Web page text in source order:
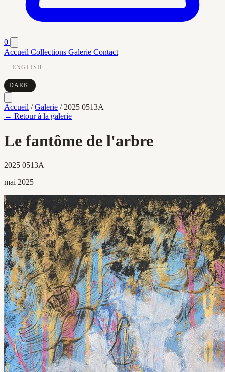
0
Accueil Collections Galerie Contact
ENGLISH
DARK
Accueil / Galerie / 2025 0513A
← Retour à la galerie
Le fantôme de l'arbre
2025 0513A
mai 2025